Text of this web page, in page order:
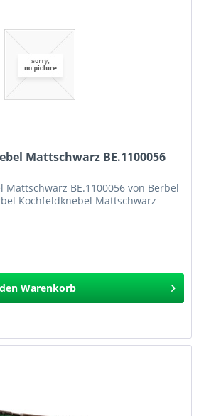
Mattschwarz BE.1100056
Mattschwarz BE.1100056 von Berbel
Kochfeldknebel Mattschwarz
Warenkorb